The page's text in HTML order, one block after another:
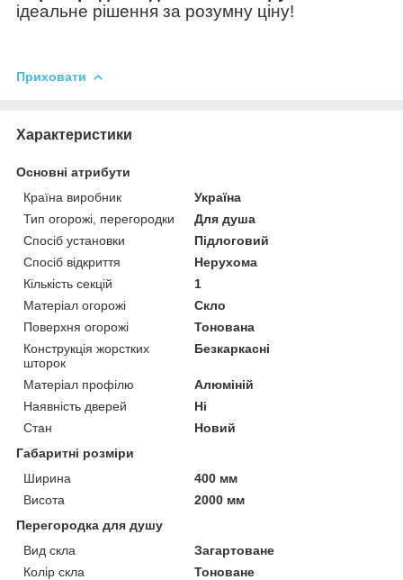
ідеальне рішення за розумну ціну!
Приховати
Характеристики
Основні атрибути
Країна виробник
Україна
Тип огорожі, перегородки
Для душа
Спосіб установки
Підлоговий
Спосіб відкриття
Нерухома
Кількість секцій
1
Матеріал огорожі
Скло
Поверхня огорожі
Тонована
Конструкція жорстких
шторок
Безкаркасні
Матеріал профілю
Алюміній
Наявність дверей
Ні
Стан
Новий
Габаритні розміри
Ширина
400 мм
Висота
2000 мм
Перегородка для душу
Вид скла
Загартоване
Колір скла
Тоноване